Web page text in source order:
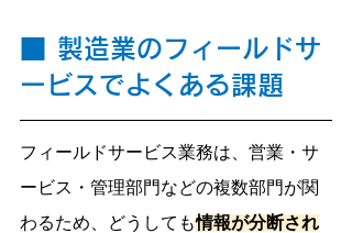
製造業のフィールドサ
ービスでよくある課題
フィールドサービス業務は、営業・サ
ービス・管理部門などの複数部門が関
わるため、どうしても情報が分断され